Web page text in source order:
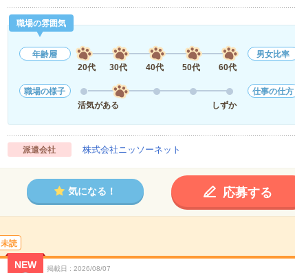
職場の雰囲気
年齢層
20代
30代 40代 50代 60代
男女比率
職場の様子
活気がある
しずか
仕事の仕方
派遣会社 株式会社ニッソーネット
気になる！ 応募する
未読
NEW 掲載日 2026/08/07